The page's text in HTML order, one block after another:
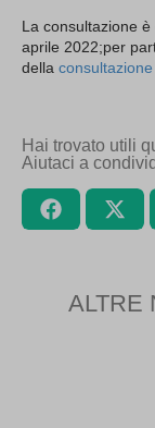
La consultazione è
aprile 2022;per
della consultazione
Hai trovato utili
Aiutaci a
ALTRE